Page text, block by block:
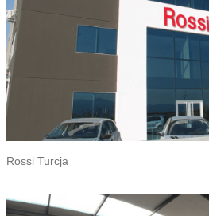
Rossi Turcja